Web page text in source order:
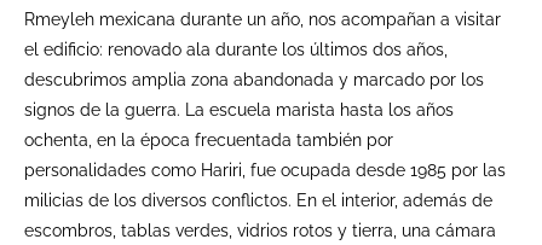
Rmeyleh mexicana durante un año, nos acompañan a visitar
el edificio: renovado ala durante los últimos dos años,
descubrimos amplia zona abandonada y marcado por los
signos de la guerra. La escuela marista hasta los años
ochenta, en la época frecuentada también por
personalidades como Hariri, fue ocupada desde 1985 por las
milicias de los diversos conflictos. En el interior, además de
escombros, tablas verdes, vidrios rotos y tierra, una cámara